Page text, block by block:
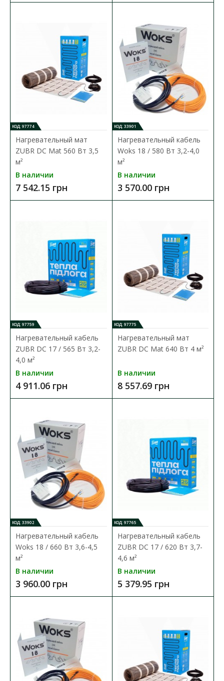
Нагревательный мат ZUBR DC Mat 240 Вт 1,5 м²
Доступность:
теплого пола общей мощностью 240 Вт. Испо..
В сравнения
В закладки
Нагревательный кабель ZUBR DC 17 / 210 Вт 1,3-
1,6 м²
Доступность: В наличии
Двухжильный нагревательный кабель ZUBR DC Cable
предназначен для монтажа на этапе строительства,..
2 922.19 грн
В закладки
КОД: 97774
Нагревательный мат
ZUBR DC Mat 560 Вт 3,5
м²
В наличии
7 542.15 грн
КОД: 33901
Нагревательный кабель
Woks 18 / 580 Вт 3,2-4,0
м²
В наличии
3 570.00 грн
КОД: 97759
Нагревательный кабель
ZUBR DC 17 / 565 Вт 3,2-
4,0 м²
В наличии
4 911.06 грн
КОД: 97775
Нагревательный мат
ZUBR DC Mat 640 Вт 4 м²
В наличии
8 557.69 грн
КОД: 33902
Нагревательный кабель
Woks 18 / 660 Вт 3,6-4,5
м²
В наличии
3 960.00 грн
КОД: 97765
Нагревательный кабель
ZUBR DC 17 / 620 Вт 3,7-
4,6 м²
В наличии
5 379.95 грн